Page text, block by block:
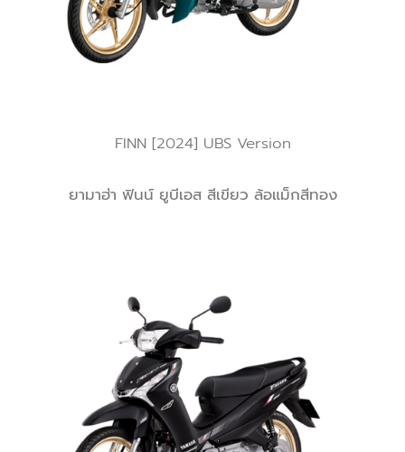
FINN [2024] UBS Version
ยามาฮ่า ฟินน์ ยูบีเอส สีเขียว ล้อแม็กสีทอง